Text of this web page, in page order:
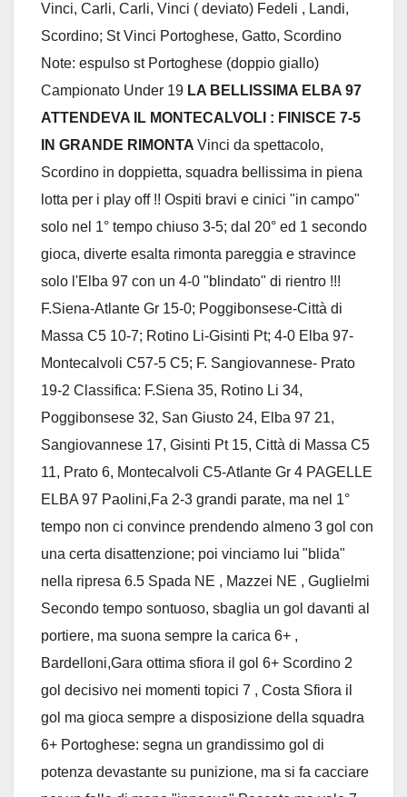
Vinci, Carli, Carli, Vinci ( deviato) Fedeli , Landi,
Scordino; St Vinci Portoghese, Gatto, Scordino
Note: espulso st Portoghese (doppio giallo)
Campionato Under 19 LA BELLISSIMA ELBA 97
ATTENDEVA IL MONTECALVOLI : FINISCE 7-5
IN GRANDE RIMONTA Vinci da spettacolo,
Scordino in doppietta, squadra bellissima in piena
lotta per i play off !! Ospiti bravi e cinici "in campo"
solo nel 1° tempo chiuso 3-5; dal 20° ed 1 secondo
gioca, diverte esalta rimonta pareggia e stravince
solo l'Elba 97 con un 4-0 "blindato" di rientro !!!
F.Siena-Atlante Gr 15-0; Poggibonsese-Città di
Massa C5 10-7; Rotino Li-Gisinti Pt; 4-0 Elba 97-
Montecalvoli C57-5 C5; F. Sangiovannese- Prato
19-2 Classifica: F.Siena 35, Rotino Li 34,
Poggibonsese 32, San Giusto 24, Elba 97 21,
Sangiovannese 17, Gisinti Pt 15, Città di Massa C5
11, Prato 6, Montecalvoli C5-Atlante Gr 4 PAGELLE
ELBA 97 Paolini,Fa 2-3 grandi parate, ma nel 1°
tempo non ci convince prendendo almeno 3 gol con
una certa disattenzione; poi vinciamo lui "blida"
nella ripresa 6.5 Spada NE , Mazzei NE , Guglielmi
Secondo tempo sontuoso, sbaglia un gol davanti al
portiere, ma suona sempre la carica 6+ ,
Bardelloni,Gara ottima sfiora il gol 6+ Scordino 2
gol decisivo nei momenti topici 7 , Costa Sfiora il
gol ma gioca sempre a disposizione della squadra
6+ Portoghese: segna un grandissimo gol di
potenza devastante su punizione, ma si fa cacciare